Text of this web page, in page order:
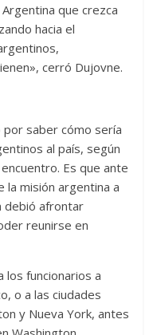
que crezca
hacia el
cerró Dujovne.
saber cómo sería
al país, según
Es que ante
misión argentina a
debió afrontar
reunirse en
los funcionarios a
o a las ciudades
y Nueva York, antes